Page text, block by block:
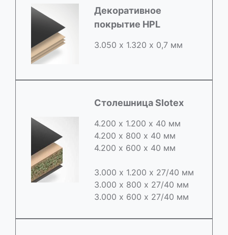
Декоративное
покрытие HPL
3.050 х 1.320 х 0,7 мм
Столешница Slotex
4.200 х 1.200 х 40 мм
4.200 х 800 х 40 мм
4.200 х 600 х 40 мм
3.000 х 1.200 х 27/40 мм
3.000 х 800 х 27/40 мм
3.000 х 600 х 27/40 мм